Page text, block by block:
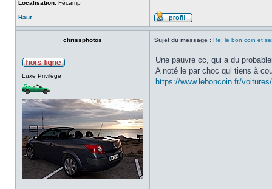
Localisation: Fécamp
Haut
chrissphotos Sujet du message : Re: le bon coin et
Luxe Privilège
Une pauvre cc, qui a du
A noté le par choc qui tiens à
https://www.leboncoin.fr/